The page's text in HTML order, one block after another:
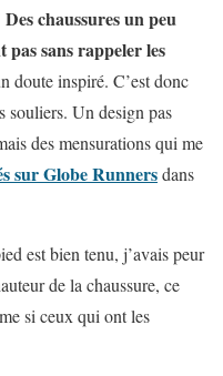
Des chaussures un peu
sans rappeler les
doute inspiré. C’est donc
souliers. Un design pas
des mensurations qui me
sur Globe Runnersdans
est bien tenu, j’avais peur
de la chaussure, ce
si ceux qui ont les